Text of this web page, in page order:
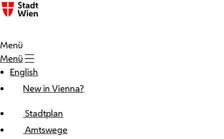
Zum Inhalt
Menü
Menü
English
New in Vienna?
Stadtplan
Amtswege